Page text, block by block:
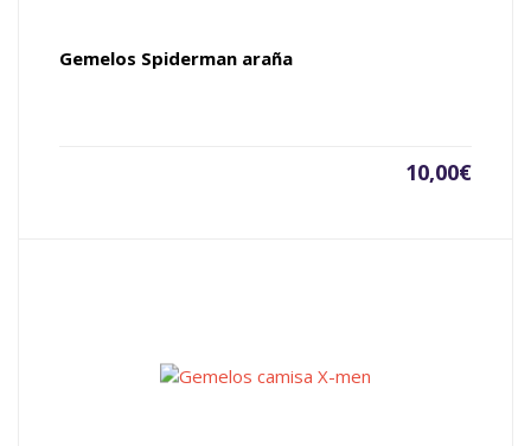
Gemelos Spiderman araña
10,00€